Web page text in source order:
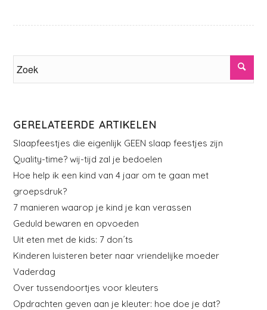
GERELATEERDE ARTIKELEN
Slaapfeestjes die eigenlijk GEEN slaap feestjes zijn
Quality-time? wij-tijd zal je bedoelen
Hoe help ik een kind van 4 jaar om te gaan met
groepsdruk?
7 manieren waarop je kind je kan verassen
Geduld bewaren en opvoeden
Uit eten met de kids: 7 don´ts
Kinderen luisteren beter naar vriendelijke moeder
Vaderdag
Over tussendoortjes voor kleuters
Opdrachten geven aan je kleuter: hoe doe je dat?